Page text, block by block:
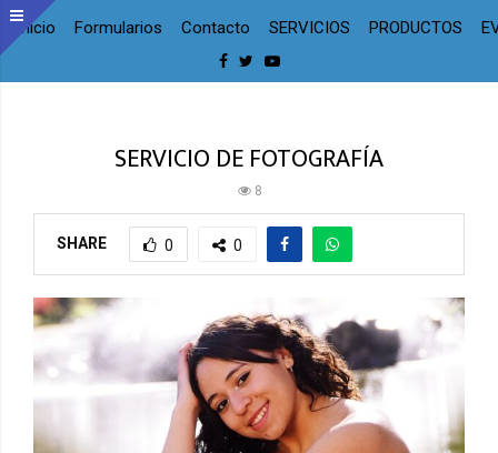
Inicio Formularios Contacto SERVICIOS PRODUCTOS
Facebook
TwitterYoutube
SERVICIO DE FOTOGRAFÍA
8
SHARE 0 0